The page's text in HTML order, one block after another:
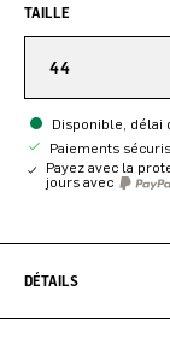
TAILLE
44
Disponible, délai
Paiements
Payez avec la
jours avec
DÉTAILS